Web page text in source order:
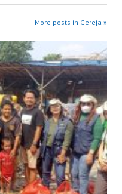
More posts in Gereja »